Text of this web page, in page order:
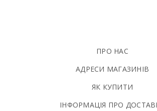
ПРО НАС
АДРЕСИ МАГАЗИНІВ
ЯК КУПИТИ
ІНФОРМАЦІЯ ПРО